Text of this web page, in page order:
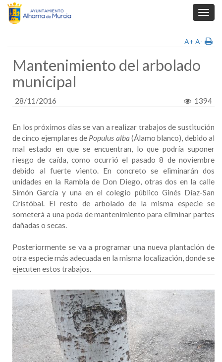
A+ A-
Mantenimiento del arbolado
municipal
28/11/2016 1394
En los próximos días se van a realizar trabajos de sustitución
de cinco ejemplares de Populus alba (Álamo blanco), debido al
mal estado en que se encuentran, lo que podría suponer
riesgo de caída, como ocurrió el pasado 8 de noviembre
debido al fuerte viento. En concreto se eliminarán dos
unidades en la Rambla de Don Diego, otras dos en la calle
Simón García y una en el colegio público Ginés Díaz-San
Cristóbal. El resto de arbolado de la misma especie se
someterá a una poda de mantenimiento para eliminar partes
dañadas o secas.
Posteriormente se va a programar una nueva plantación de
otra especie más adecuada en la misma localización, donde se
ejecuten estos trabajos.